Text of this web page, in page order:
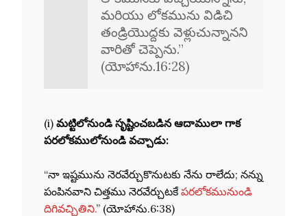
మరియు లోకమును విడిచి
తండ్రియొద్దకు వెళ్లుచున్నానని
వారితో చెప్పెను.”
(యోహాను.16:28)
(i) మట్టిలోనుండి సృష్టించబడిన ఆదాములా గాక
పరలోకములోనుండి వచ్చాడు:
“నా ఇష్టమును నెరవేర్చుకొనుటకు నేను రాలేదు; నన్ను
పంపినవాని చిత్తము నెరవేర్చుటకేపరలోకమునుండి
దిగివచ్చితిని.” (యోహాను.6:38)